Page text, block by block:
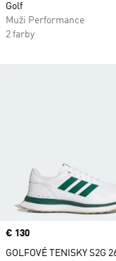
Golf
Muži Performance
2 farby
Price
€ 130
GOLFOVÉ TENISKY S2G